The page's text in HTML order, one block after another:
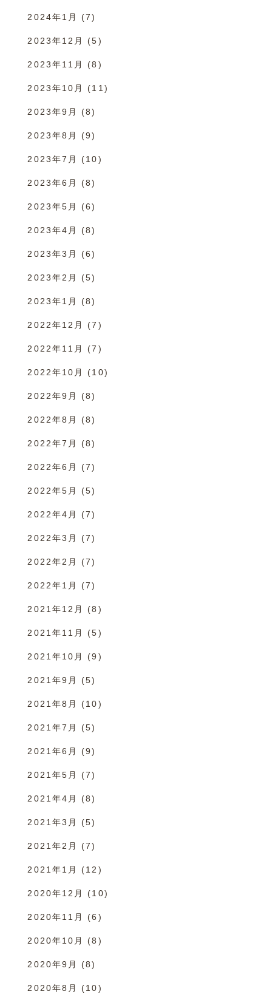
2024年1月 (7)
2023年12月 (5)
2023年11月 (8)
2023年10月 (11)
2023年9月 (8)
2023年8月 (9)
2023年7月 (10)
2023年6月 (8)
2023年5月 (6)
2023年4月 (8)
2023年3月 (6)
2023年2月 (5)
2023年1月 (8)
2022年12月 (7)
2022年11月 (7)
2022年10月 (10)
2022年9月 (8)
2022年8月 (8)
2022年7月 (8)
2022年6月 (7)
2022年5月 (5)
2022年4月 (7)
2022年3月 (7)
2022年2月 (7)
2022年1月 (7)
2021年12月 (8)
2021年11月 (5)
2021年10月 (9)
2021年9月 (5)
2021年8月 (10)
2021年7月 (5)
2021年6月 (9)
2021年5月 (7)
2021年4月 (8)
2021年3月 (5)
2021年2月 (7)
2021年1月 (12)
2020年12月 (10)
2020年11月 (6)
2020年10月 (8)
2020年9月 (8)
2020年8月 (10)